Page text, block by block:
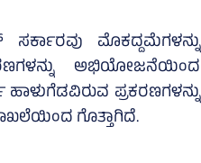
ಮೊಕದ್ದಮೆಗಳನ್ನು
ಅಭಿಯೋಜನೆಯಿಂದ
ಪ್ರಕರಣಗಳನ್ನು
ಗೊತ್ತಾಗಿದೆ.